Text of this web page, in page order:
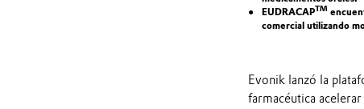
EUDRACAPTM
comercial utilizando
Evonik lanzó la
farmacéutica